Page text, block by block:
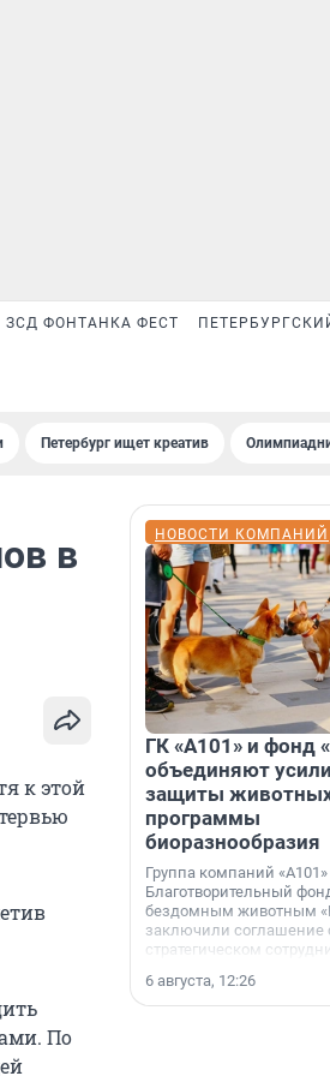
ЗСД ФОНТАНКА ФЕСТ
Петербург ищет креатив
в
к этой
По
НОВОСТИ КОМПАНИЙ
ГК «А101» и фонд
объединяют
защиты
программы
биоразнообразия
Группа компаний «А101»
Благотворительный
бездомным животным
заключили соглашение
стратегическом
6 августа, 12:26